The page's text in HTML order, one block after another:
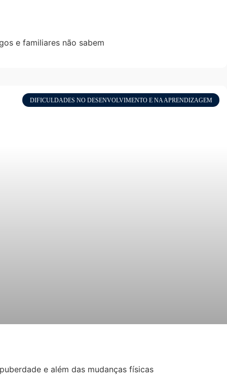
e familiares não sabem
DIFICULDADES NO DESENVOLVIMENTO E NA APRENDIZAGEM
e além das mudanças físicas